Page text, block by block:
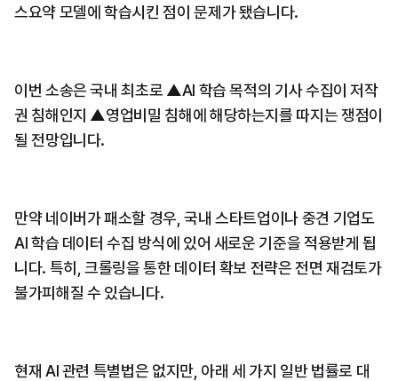
스요약 모델에 학습시킨 점이 문제가 됐습니다.
이번 소송은 국내 최초로 ▲AI 학습 목적의 기사 수집이 저작
권 침해인지 ▲영업비밀 침해에 해당하는지를 따지는 쟁점이
될 전망입니다.
만약 네이버가 패소할 경우, 국내 스타트업이나 중견 기업도
AI 학습 데이터 수집 방식에 있어 새로운 기준을 적용받게 됩
니다. 특히, 크롤링을 통한 데이터 확보 전략은 전면 재검토가
불가피해질 수 있습니다.
현재 AI 관련 특별법은 없지만, 아래 세 가지 일반 법률로 대